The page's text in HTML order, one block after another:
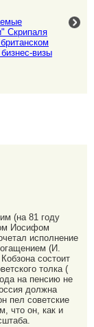
Скрипаля
визы
(на 81 году
Иосифом
исполнение
(И.
состоит
толка (
на пенсию не
должна
пел советские
что он, как и